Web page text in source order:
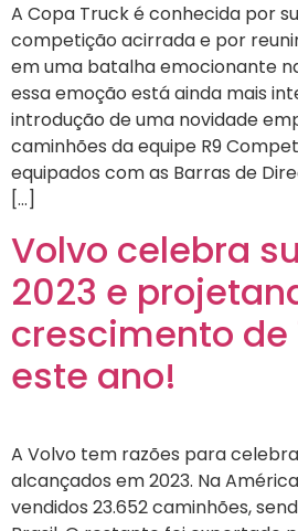
A Copa Truck é conhecida por
competição acirrada e por
em uma batalha emocionante
essa emoção está ainda mais
introdução de uma novidade
caminhões da equipe R9
equipados com as Barras de
[…]
Volvo celebra
2023 e
crescimento de
este ano!
A Volvo tem razões para
alcançados em 2023. Na
vendidos 23.652 caminhões,